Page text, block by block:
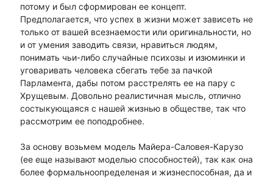
потому и был сформирован ее концепт.
Предполагается, что успех в жизни может зависеть не
только от вашей всезнаемости или оригинальности, но
и от умения заводить связи, нравиться людям,
понимать чьи-либо случайные психозы и изюминки и
уговаривать человека сбегать тебе за пачкой
Парламента, дабы потом расстрелять ее на пару с
Хрущевым. Довольно реалистичная мысль, отлично
состыкующаяся с нашей жизнью в обществе, так что
рассмотрим ее поподробнее.
За основу возьмем модель Майера-Саловея-Карузо
(ее еще называют моделью способностей), так как она
более формальноопределеная и жизнеспособная, да и